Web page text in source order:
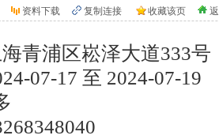
资料下载 复制连接 收藏该页
青浦区崧泽大道333号
07-17 至 2024-07-19